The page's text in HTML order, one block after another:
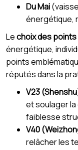
Du Mai
énergétique,
Lechoix des
énergétique,
points
réputés dans la
V23
et soulager
faiblesse
V40
relâcher les